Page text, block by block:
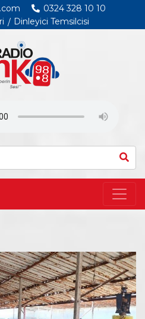
0324 328 10 10
Dinleyici Temsilcisi